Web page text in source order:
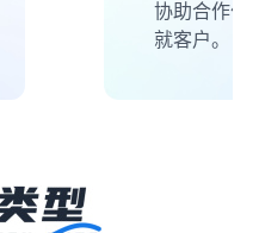
协助合作伙
就客户。